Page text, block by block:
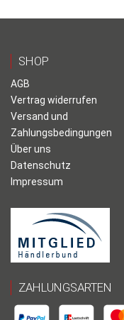
SHOP
AGB
Vertrag widerrufen
Versand und
Zahlungsbedingungen
Über uns
Datenschutz
Impressum
ZAHLUNGSARTEN